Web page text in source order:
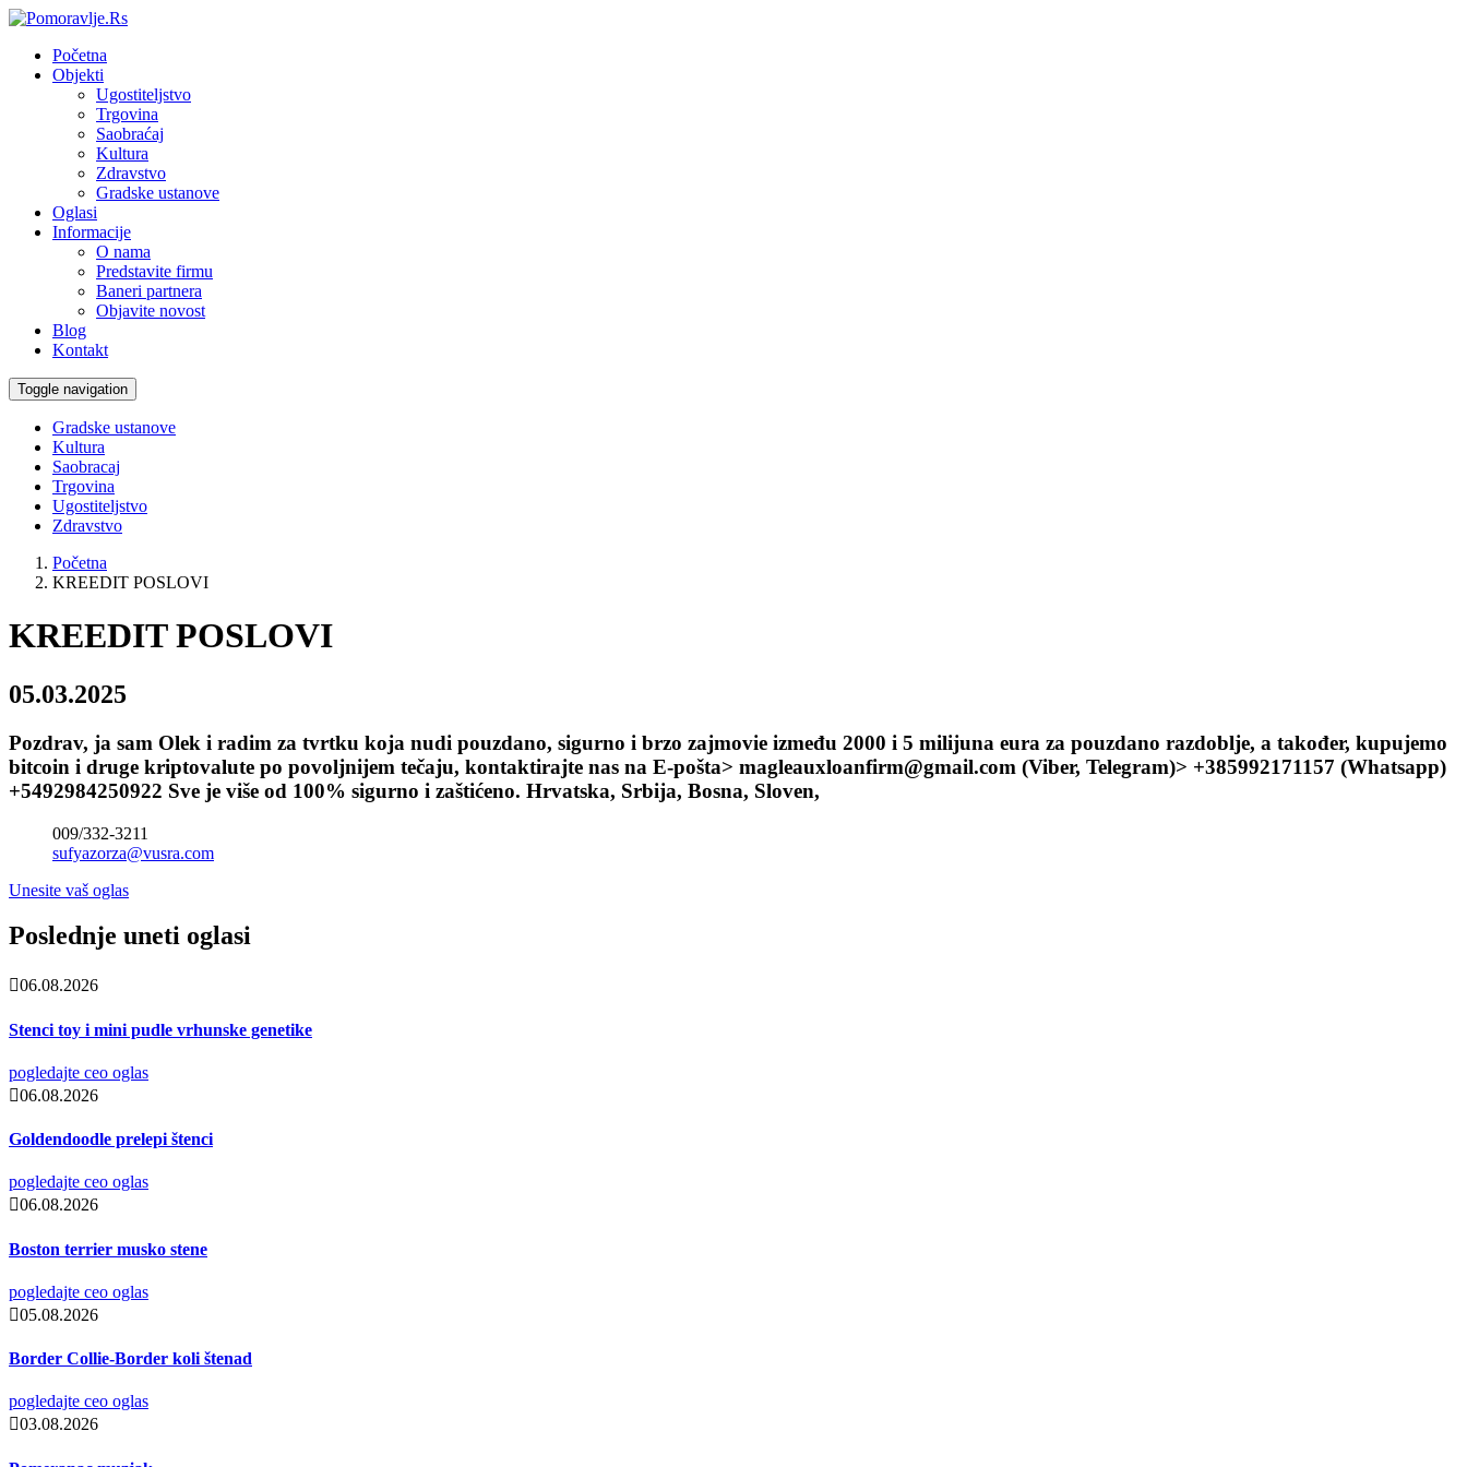
Početna
Objekti
Ugostiteljstvo
Trgovina
Saobraćaj
Kultura
Zdravstvo
Gradske ustanove
Oglasi
Informacije
O nama
Predstavite firmu
Baneri partnera
Objavite novost
Blog
Kontakt
Toggle navigation
Gradske ustanove
Kultura
Saobracaj
Trgovina
Ugostiteljstvo
Zdravstvo
Početna
KREEDIT POSLOVI
KREEDIT POSLOVI
05.03.2025
Pozdrav, ja sam Olek i radim za tvrtku koja nudi pouzdano, sigurno i brzo zajmovie između 2000 i 5 milijuna eura za pouzdano razdoblje, a također, kupujemo
bitcoin i druge kriptovalute po povoljnijem tečaju, kontaktirajte nas na E-pošta> magleauxloanfirm@gmail.com (Viber, Telegram)> +385992171157 (Whatsapp)
+5492984250922 Sve je više od 100% sigurno i zaštićeno. Hrvatska, Srbija, Bosna, Sloven,
009/332-3211
sufyazorza@vusra.com
Unesite vaš oglas
Poslednje uneti oglasi
06.08.2026
Stenci toy i mini pudle vrhunske genetike
pogledajte ceo oglas
06.08.2026
Goldendoodle prelepi štenci
pogledajte ceo oglas
06.08.2026
Boston terrier musko stene
pogledajte ceo oglas
05.08.2026
Border Collie-Border koli štenad
pogledajte ceo oglas
03.08.2026